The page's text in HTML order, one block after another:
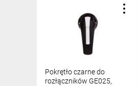
Pokrętło czarne do
rozłączników GE025,